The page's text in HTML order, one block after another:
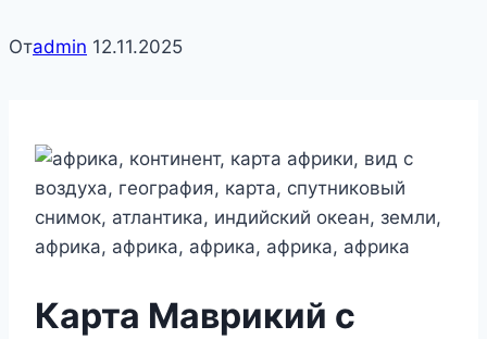
Отadmin 12.11.2025
Карта Маврикий с